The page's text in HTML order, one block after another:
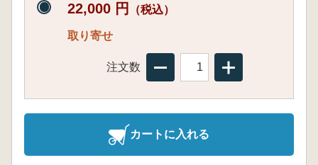
22,000 円 （税込）
取り寄せ
注文数
カートに入れる